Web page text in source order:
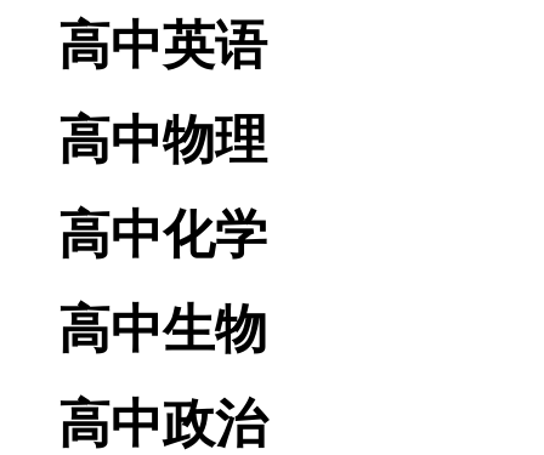
高中英语
高中物理
高中化学
高中生物
高中政治